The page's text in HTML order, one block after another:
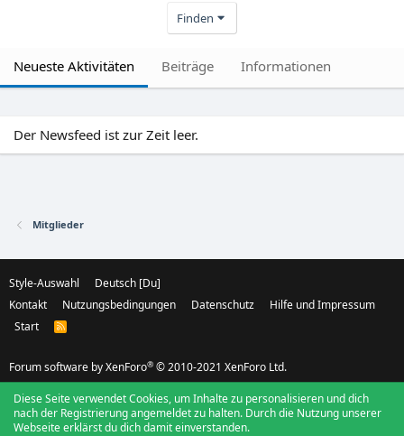
Finden
Neueste Aktivitäten Beiträge Informationen
Der Newsfeed ist zur Zeit leer.
Mitglieder
Style-Auswahl
Deutsch [Du]
Kontakt
Nutzungsbedingungen Datenschutz
Hilfe und Impressum
Start
R
S
Forum software by XenForo® © 2010-2021 XenForo Ltd.
Diese Seite verwendet Cookies, um Inhalte zu personalisieren und dich
nach der Registrierung angemeldet zu halten. Durch die Nutzung unserer
Webseite erklärst du dich damit einverstanden.